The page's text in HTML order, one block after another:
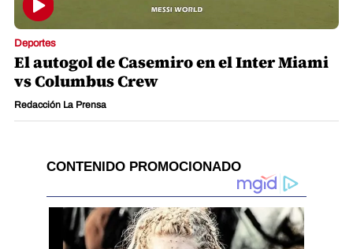
Deportes
El autogol de Casemiro en el Inter Miami
vs Columbus Crew
Redacción La Prensa